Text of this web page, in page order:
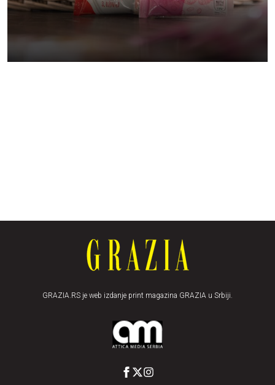
GRAZIA.RS je web izdanje print magazina GRAZIA u Srbiji.